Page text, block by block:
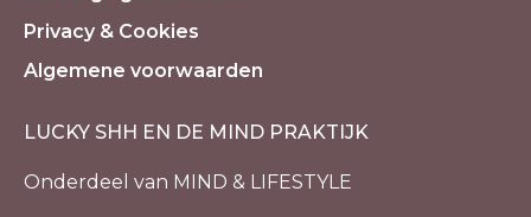
Privacy & Cookies
Algemene voorwaarden
LUCKY SHH EN DE MIND PRAKTIJK
Onderdeel van MIND & LIFESTYLE